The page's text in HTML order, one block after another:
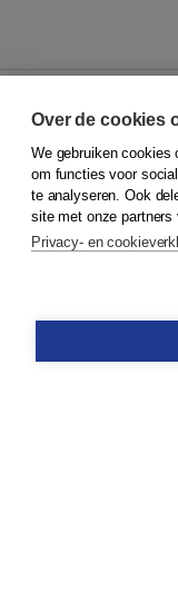
© 2026Koninklijke
Klantenservice
Service & informatie
Contact
Over de cookies
We gebruiken cookies
om functies voor
te analyseren. Ook
site met onze partners
Privacy- en